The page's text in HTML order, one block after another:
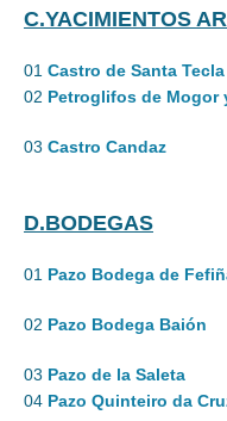
C.YACIMIENTOS
01 Castro de Santa Tecla
02 Petroglifos de Mogor
03 Castro Candaz
D.BODEGAS
01 Pazo Bodega de
02 Pazo Bodega Baión
03 Pazo de la Saleta
04 Pazo Quinteiro da